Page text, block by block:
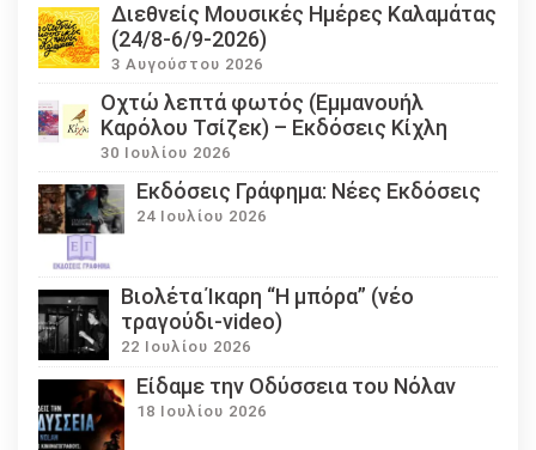
Διεθνείς Μουσικές Ημέρες Καλαμάτας
(24/8-6/9-2026)
3 Αυγούστου 2026
Οχτώ λεπτά φωτός (Εμμανουήλ
Καρόλου Τσίζεκ) – Εκδόσεις Κίχλη
30 Ιουλίου 2026
Εκδόσεις Γράφημα: Νέες Εκδόσεις
24 Ιουλίου 2026
Βιολέτα Ίκαρη “Η μπόρα” (νέο
τραγούδι-video)
22 Ιουλίου 2026
Eίδαμε την Οδύσσεια του Νόλαν
18 Ιουλίου 2026